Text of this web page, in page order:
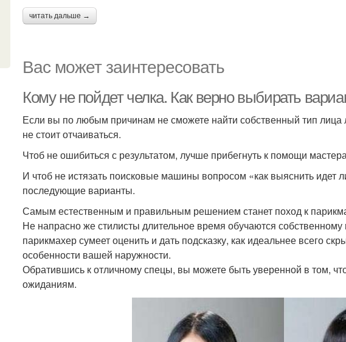
читать дальше →
Вас может заинтересовать
Кому не пойдет челка. Как верно выбирать
Если вы по любым причинам не сможете найти собственный тип
не стоит отчаиваться.
Чтоб не ошибиться с результатом, лучше прибегнуть к помощи
И чтоб не истязать поисковые машины вопросом «как выяснить идет
последующие варианты.
Самым естественным и правильным решением станет поход к
Не напрасно же стилисты длительное время обучаются
парикмахер сумеет оценить и дать подсказку, как идеальнее всего
особенности вашей наружности.
Обратившись к отличному спецы, вы можете быть уверенной в том,
ожиданиям.